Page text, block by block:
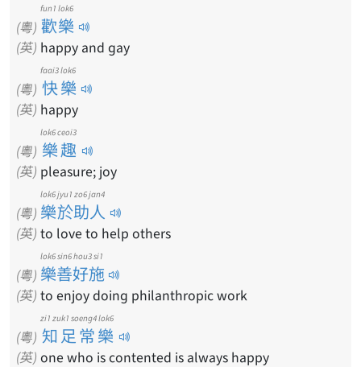
(粵) 歡樂
fun1 lok6
(英) happy and gay
(粵) 快樂
faai3 lok6
(英) happy
(粵) 樂趣
lok6 ceoi3
(英) pleasure; joy
(粵) 樂於助人
lok6 jyu1 zo6 jan4
(英) to love to help others
(粵) 樂善好施
lok6 sin6 hou3 si1
(英) to enjoy doing philanthropic work
(粵) 知足常樂
zi1 zuk1 soeng4 lok6
(英) one who is contented is always happy